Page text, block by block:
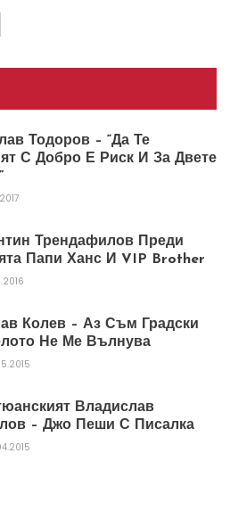
Тодоров – “Да Те
С Добро Е Риск И За Двете
Трендафилов Преди
Папи Ханс И VIP Brother
Колев – Аз Съм Градски
Не Ме Вълнува
Владислав
– Джо Пеши С Писалка